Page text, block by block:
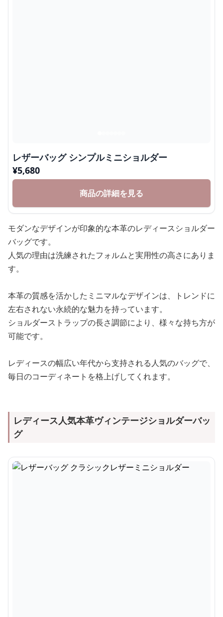
レザーバッグ シンプルミニショルダー
¥5,680
商品の詳細を見る
モダンなデザインが印象的な本革のレディースショルダー
バッグです。
人気の理由は洗練されたフォルムと実用性の高さにありま
す。
本革の質感を活かしたミニマルなデザインは、トレンドに
左右されない永続的な魅力を持っています。
ショルダーストラップの長さ調節により、様々な持ち方が
可能です。
レディースの幅広い年代から支持される人気のバッグで、
毎日のコーディネートを格上げしてくれます。
レディース人気本革ヴィンテージショルダーバッ
グ